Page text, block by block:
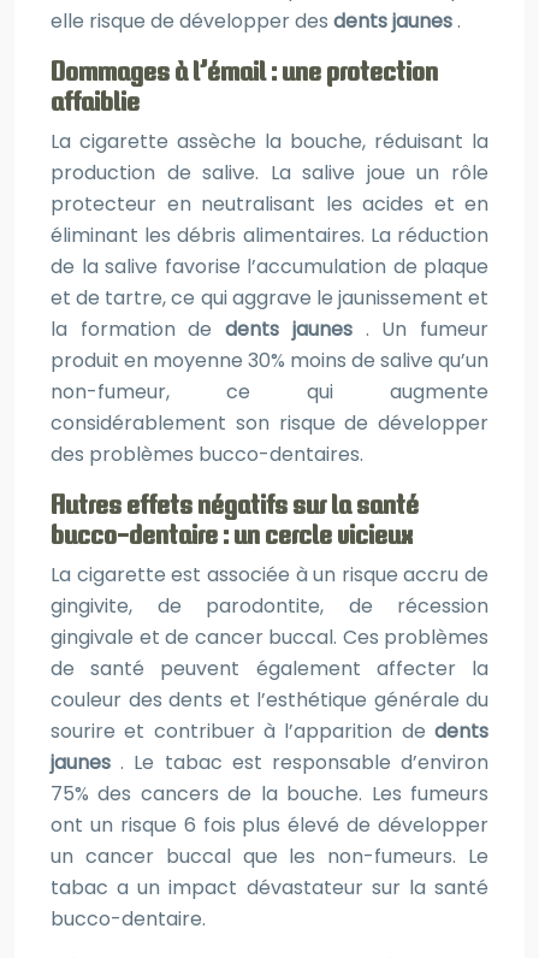
elle risque de développer des dents jaunes.
Dommages à l’émail : une protection
affaiblie
La cigarette assèche la bouche, réduisant la
production de salive. La salive joue un rôle
protecteur en neutralisant les acides et en
éliminant les débris alimentaires. La réduction
de la salive favorise l’accumulation de plaque
et de tartre, ce qui aggrave le jaunissement et
la formation dedents jaunes . Un fumeur
produit en moyenne 30% moins de salive qu’un
non-fumeur, ce qui augmente
considérablement son risque de développer
des problèmes bucco-dentaires.
Autres effets négatifs sur la santé
bucco-dentaire : un cercle vicieux
La cigarette est associée à un risque accru de
gingivite, de parodontite, de récession
gingivale et de cancer buccal. Ces problèmes
de santé peuvent également affecter la
couleur des dents et l’esthétique générale du
sourire et contribuer à l’apparition de dents
jaunes. Le tabac est responsable d’environ
75% des cancers de la bouche. Les fumeurs
ont un risque 6 fois plus élevé de développer
un cancer buccal que les non-fumeurs. Le
tabac a un impact dévastateur sur la santé
bucco-dentaire.